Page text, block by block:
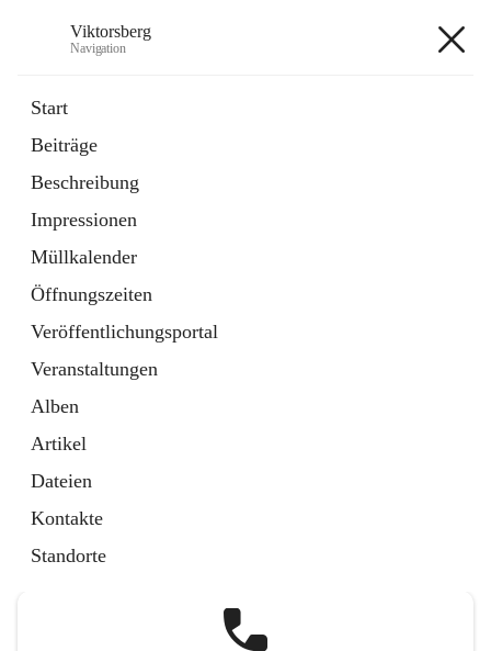
Viktorsberg
Navigation
Start
Beiträge
Beschreibung
Impressionen
Müllkalender
Öffnungszeiten
Veröffentlichungsportal
Veranstaltungen
Alben
Artikel
Dateien
Kontakte
Standorte
1 Schnellzugriff
Bürgerservice
10 Schnellzugriffe